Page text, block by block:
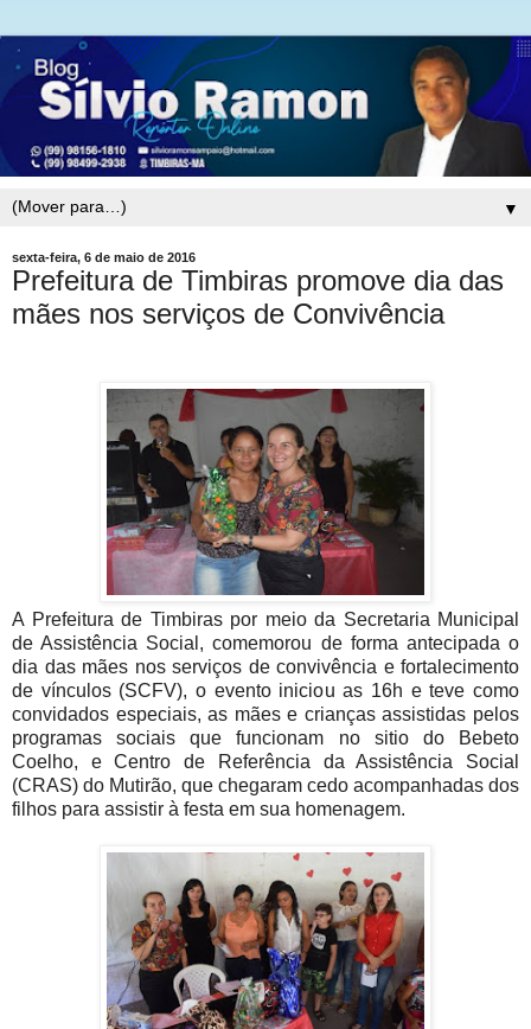
▼
sexta-feira, 6 de maio de 2016
Prefeitura de Timbiras promove dia das
mães nos serviços de Convivência
A Prefeitura de Timbiras por meio da Secretaria Municipal
de Assistência Social, comemorou de forma antecipada o
dia das mães nos serviços de convivência e fortalecimento
de vínculos (SCFV), o evento iniciou as 16h e teve como
convidados especiais, as mães e crianças assistidas pelos
programas sociais que funcionam no sitio do Bebeto
Coelho, e Centro de Referência da Assistência Social
(CRAS) do Mutirão, que chegaram cedo acompanhadas dos
filhos para assistir à festa em sua homenagem.